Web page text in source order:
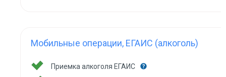
Мобильные операции, ЕГАИС (алкоголь)
Приемка алкоголя ЕГАИС